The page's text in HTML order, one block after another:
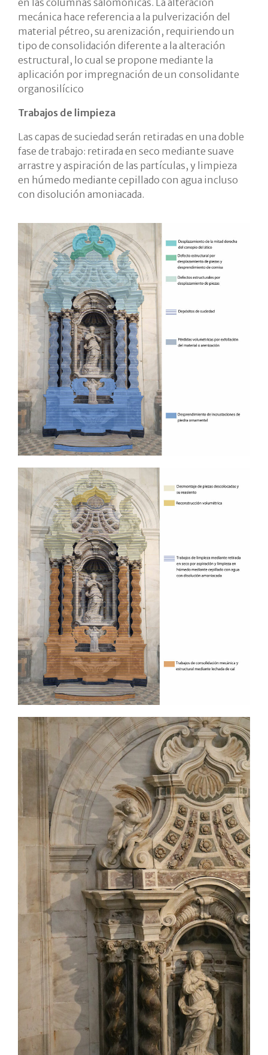
en las columnas salomónicas. La alteración
mecánica hace referencia a la pulverización del
material pétreo, su arenización, requiriendo un
tipo de consolidación diferente a la alteración
estructural, lo cual se propone mediante la
aplicación por impregnación de un consolidante
organosilícico
Trabajos de limpieza
Las capas de suciedad serán retiradas en una doble
fase de trabajo: retirada en seco mediante suave
arrastre y aspiración de las partículas, y limpieza
en húmedo mediante cepillado con agua incluso
con disolución amoniacada.